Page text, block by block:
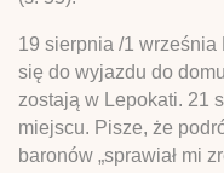
19 sierpnia /1
się do wyjazdu do
zostają w Lepokati. 21
miejscu. Pisze, że
baronów „sprawiał mi